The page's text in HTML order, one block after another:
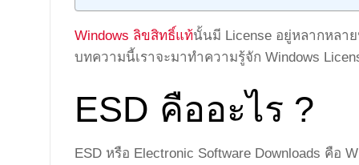
Windows ลิขสิทธิ์แท้นั้นมี License อยู่หลากหลา
บทความนี้เราจะมาทำความรู้จัก Windows
ESD คืออะไร ?
ESD หรือ Electronic Software Downloads คื